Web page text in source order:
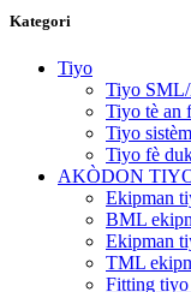
Kategori
Tiyo
Tiyo
Tiyo tè an
Tiyo
Tiyo fè
AKÒDON
Ekipman
BML
Ekipman
TML
Fitting